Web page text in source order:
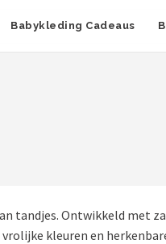
Babykleding Cadeaus
tandjes. Ontwikkeld met
kleuren en